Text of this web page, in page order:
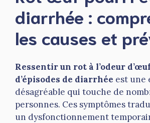
diarrhée :
les causes et
Ressentir un rot à l’odeur
d’épisodes de diarrhée est une
désagréable qui touche de
personnes. Ces symptômes
un dysfonctionnement